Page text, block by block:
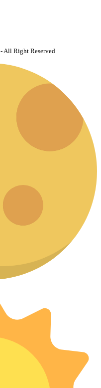
- All Right Reserved